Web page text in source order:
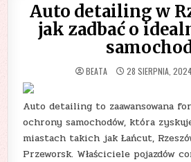
Auto detailing w
jak zadbać o
BEATA 28 SIERPNIA,
Auto detailing to zaawansowana
ochrony samochodów, która
miastach takich jak Łańcut,
Przeworsk. Właściciele pojazdów